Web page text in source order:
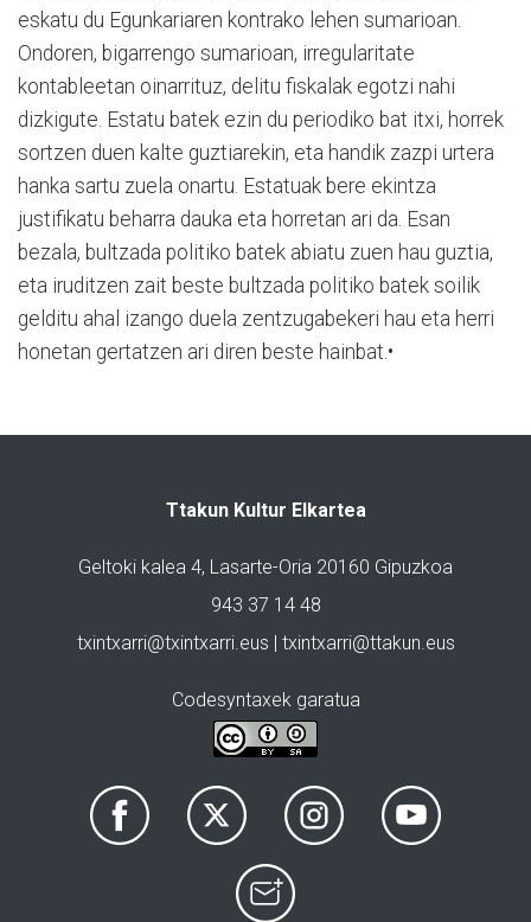
eskatu du Egunkariaren kontrako lehen sumarioan.
Ondoren, bigarrengo sumarioan, irregularitate
kontableetan oinarrituz, delitu fiskalak egotzi nahi
dizkigute. Estatu batek ezin du periodiko bat itxi, horrek
sortzen duen kalte guztiarekin, eta handik zazpi urtera
hanka sartu zuela onartu. Estatuak bere ekintza
justifikatu beharra dauka eta horretan ari da. Esan
bezala, bultzada politiko batek abiatu zuen hau guztia,
eta iruditzen zait beste bultzada politiko batek soilik
gelditu ahal izango duela zentzugabekeri hau eta herri
honetan gertatzen ari diren beste hainbat.•
Ttakun Kultur Elkartea
Geltoki kalea 4, Lasarte-Oria 20160 Gipuzkoa
943 37 14 48
txintxarri@txintxarri.eus | txintxarri@ttakun.eus
Codesyntaxek garatua